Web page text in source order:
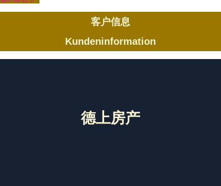
客户信息
Kundeninformation
德上房产